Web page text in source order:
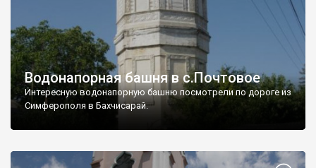
Водонапорная башня в с.Почтовое
Интересную водонапорную башню посмотрели по дороге из
Симферополя в Бахчисарай.